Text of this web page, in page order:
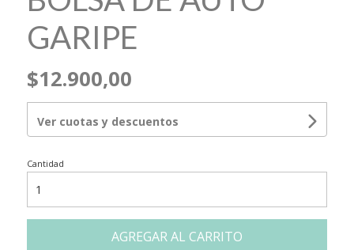
GARIPE
$12.900,00
Ver cuotas y descuentos
Cantidad
AGREGAR AL CARRITO